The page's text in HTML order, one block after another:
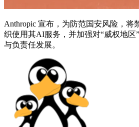
Anthropic 宣布，为防范国安风险，将
织使用其AI服务，并加强对“威权地区
与负责任发展。